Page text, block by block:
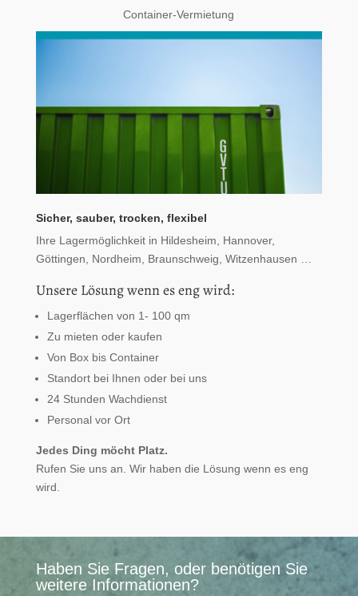
Container-Vermietung
Sicher, sauber, trocken, flexibel
Ihre Lagermöglichkeit in Hildesheim, Hannover,
Göttingen, Nordheim, Braunschweig, Witzenhausen …
Unsere Lösung wenn es eng wird:
Lagerflächen von 1- 100 qm
Zu mieten oder kaufen
Von Box bis Container
Standort bei Ihnen oder bei uns
24 Stunden Wachdienst
Personal vor Ort
Jedes Ding möcht Platz.
Rufen Sie uns an. Wir haben die Lösung wenn es eng
wird.
Haben Sie Fragen, oder benötigen Sie
weitere Informationen?